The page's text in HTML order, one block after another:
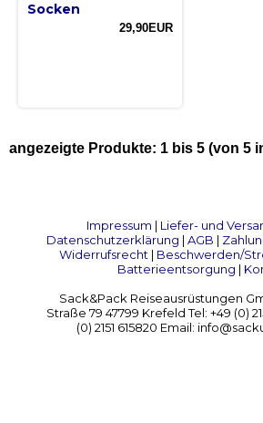
Socken
29,90EUR
angezeigte Produkte: 1 bis 5 (von 5
Impressum | Liefer- und
Datenschutzerklärung | AGB |
Widerrufsrecht| Beschwerden/
Batterieentsorgung |
Sack&Pack Reiseausrüstungen
Straße 79 47799 Krefeld Tel: +49 (0)
(0) 2151 615820 Email: